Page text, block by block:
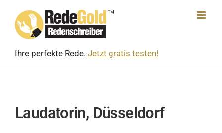
content
Ihre perfekte Rede. Jetzt gratis testen!
Laudatorin, Düsseldorf